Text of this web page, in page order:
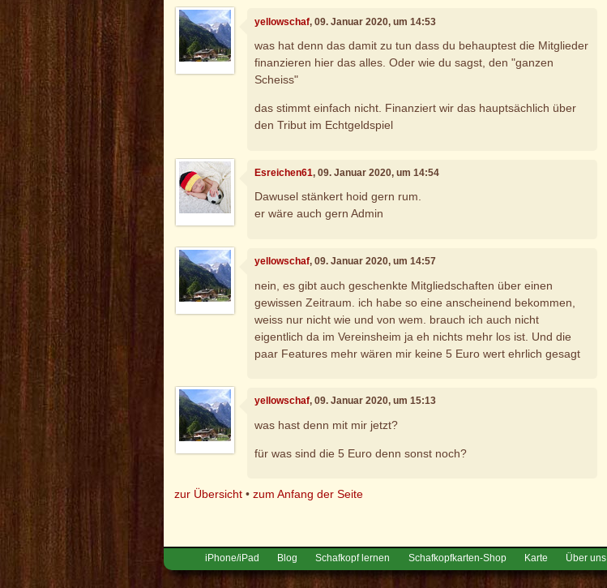
yellowschaf, 09. Januar 2020, um 14:53
was hat denn das damit zu tun dass du behauptest die Mitglieder
finanzieren hier das alles. Oder wie du sagst, den "ganzen
Scheiss"
das stimmt einfach nicht. Finanziert wir das hauptsächlich über
den Tribut im Echtgeldspiel
Esreichen61, 09. Januar 2020, um 14:54
Dawusel stänkert hoid gern rum.
er wäre auch gern Admin
yellowschaf, 09. Januar 2020, um 14:57
nein, es gibt auch geschenkte Mitgliedschaften über einen
gewissen Zeitraum. ich habe so eine anscheinend bekommen,
weiss nur nicht wie und von wem. brauch ich auch nicht
eigentlich da im Vereinsheim ja eh nichts mehr los ist. Und die
paar Features mehr wären mir keine 5 Euro wert ehrlich gesagt
yellowschaf, 09. Januar 2020, um 15:13
was hast denn mit mir jetzt?
für was sind die 5 Euro denn sonst noch?
zur Übersicht •zum Anfang der Seite
iPhone/iPad Blog Schafkopf lernen Schafkopfkarten-Shop Karte Über uns